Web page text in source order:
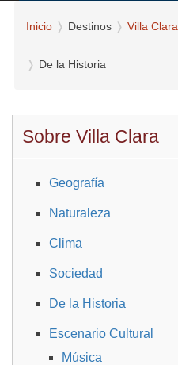
Inicio Destinos Villa Clara
De la Historia
Sobre Villa Clara
Geografía
Naturaleza
Clima
Sociedad
De la Historia
Escenario Cultural
Música